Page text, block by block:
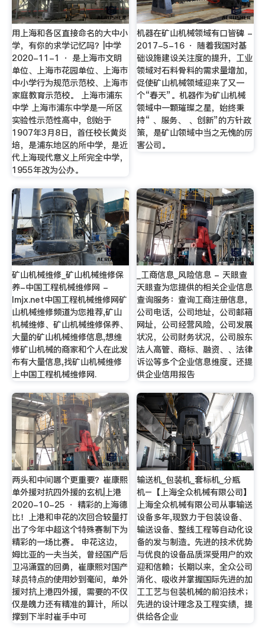
用上海和各区直接命名的大中小
学，有你的求学记忆吗？|中学
2020-11-1 · 是上海市文明
单位、上海市花园单位、上海市
中小学行为规范示范校、上海市
家庭教育示范校。 上海市浦东
中学 上海市浦东中学是一所区
实验性示范性高中，创始于
1907年3月8日，首任校长黄炎
培，是浦东地区的所中学，是近
代上海现代意义上所完全中学，
1955年改为公办。
机器在矿山机械领域有口皆碑 -
2017-5-16 · 随着我国对基
础设施建设关注度的提升，工业
领域对石料骨料的需求量增加，
促使矿山机械领域迎来了又一
个“春天”。机器作为矿山机械
领域中一颗璀璨之星，始终秉
持“ 、服务、 、创新”的方针政
策，是矿山领域中当之无愧的厉
害公司。
矿山机械维修_矿山机械维修保
养-中国工程机械维修网 -
lmjx.net中国工程机械维修网矿
山机械维修频道为您推荐,矿山
机械维修、矿山机械维修保养、
大量的矿山机械维修信息,想维
修矿山机械的商家和个人在此发
布有大量信息,找矿山机械维修
上中国工程机械维修网.
_工商信息_风险信息 - 天眼查
天眼查为您提供的相关企业信息
查询服务：查询工商注册信息，
公司电话，公司地址，公司邮箱
网址，公司经营风险，公司发展
状况，公司财务状况，公司股东
法人高管、商标、融资、、法律
诉讼等多个企业信息维度。还提
供企业信用报告
两头和中间哪个更重要？崔康熙
单外援对抗四外援的玄机|上港
2020-10-25 · 精彩的上海德
比！上港和申花的次回合较量打
出了今年中超这个特殊赛制下为
精彩的一场比赛。 申花这边，
姆比亚的一夫当关，曾经国产后
卫冯潇霆的回勇，崔康熙对国产
球员特点的使用妙到毫间，单外
援对抗上港四外援，需要的不仅
仅是魄力还有精准的算计，所以
撑到下半时崔手中可
输送机_包装机_套标机_分瓶
机–【上海全众机械有限公司】
上海全众机械有限公司从事输送
设备多年,现致力于包装设备、
输送设备、整线工程等自动化设
备的发与制造。先进的技术优势
与优良的设备品质深受用户的欢
迎和信赖；长期以来，全众公司
消化、吸收并掌握国际先进的加
工工艺与包装机械的前沿技术；
先进的设计理念及工程实绩，提
供给各企业